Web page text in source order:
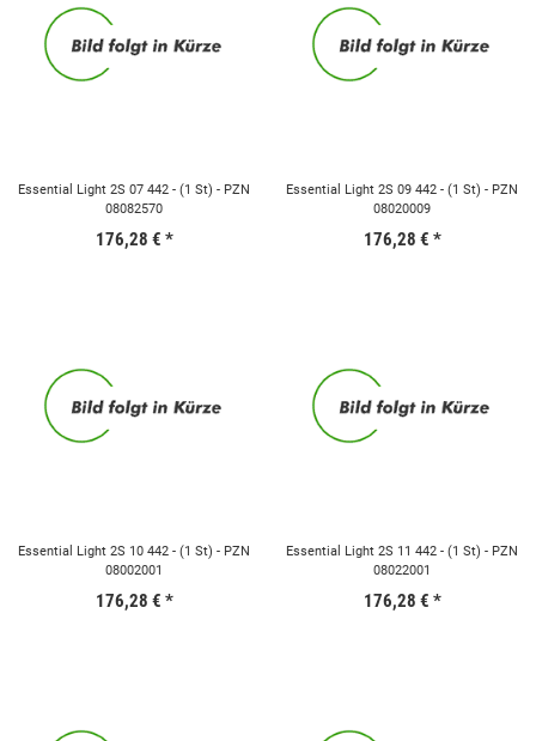
Essential Light 2S 07 442 - (1 St) - PZN
08082570
176,28 € *
Essential Light 2S 09 442 - (1 St) - PZN
08020009
176,28 € *
Essential Light 2S 10 442 - (1 St) - PZN
08002001
176,28 € *
Essential Light 2S 11 442 - (1 St) - PZN
08022001
176,28 € *